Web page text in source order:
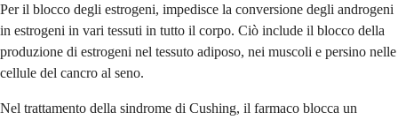
Per il blocco degli estrogeni, impedisce la conversione degli androgeni
in estrogeni in vari tessuti in tutto il corpo. Ciò include il blocco della
produzione di estrogeni nel tessuto adiposo, nei muscoli e persino nelle
cellule del cancro al seno.
Nel trattamento della sindrome di Cushing, il farmaco blocca un